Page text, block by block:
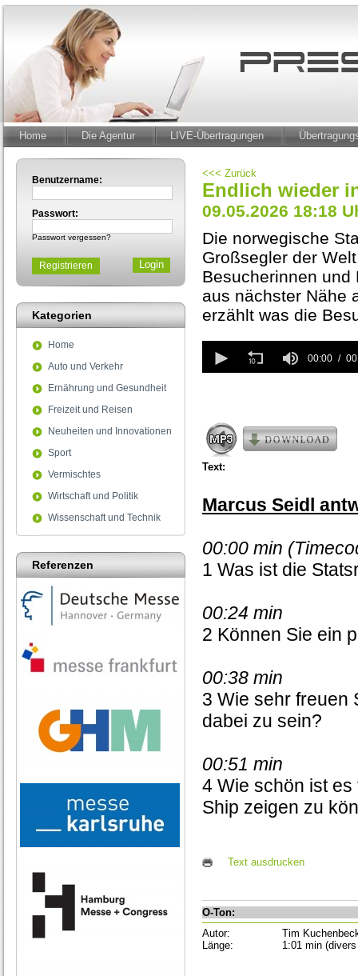
Home Die Agentur LIVE-Übertragungen
Benutzername:
Passwort:
Passwort vergessen?
Registrieren
Kategorien
Home
Auto und Verkehr
Ernährung und Gesundheit
Freizeit und Reisen
Neuheiten und Innovationen
Sport
Vermischtes
Wirtschaft und Politik
Wissenschaft und Technik
Referenzen
<<< Zurück
Endlich wieder
09.05.2026 18:18
Die norwegische
Großsegler der
Besucherinnen und
aus nächster Nähe
erzählt was die
seconds
of
00:00
Text:
Marcus Seidl
00:00 min
1 Was ist die
00:24 min
2 Können Sie ein
00:38 min
3 Wie sehr freuen
dabei zu sein?
00:51 min
4 Wie schön ist
Ship zeigen zu
Text ausdrucken
O-Ton:
Autor:
Tim
Länge:
1:01 min